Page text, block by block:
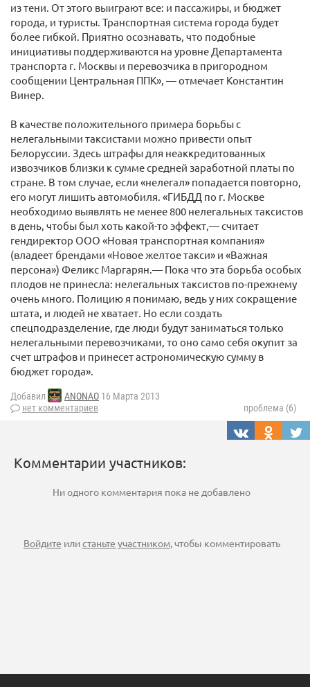
из тени. От этого выиграют все: и пассажиры, и бюджет
города, и туристы. Транспортная система города будет
более гибкой. Приятно осознавать, что подобные
инициативы поддерживаются на уровне Департамента
транспорта г. Москвы и перевозчика в пригородном
сообщении Центральная ППК», — отмечает Константин
Винер.
В качестве положительного примера борьбы с
нелегальными таксистами можно привести опыт
Белоруссии. Здесь штрафы для неаккредитованных
извозчиков близки к сумме средней заработной платы по
стране. В том случае, если «нелегал» попадается повторно,
его могут лишить автомобиля. «ГИБДД по г. Москве
необходимо выявлять не менее 800 нелегальных таксистов
в день, чтобы был хоть какой-то эффект,— считает
гендиректор ООО «Новая транспортная компания»
(владеет брендами «Новое желтое такси» и «Важная
персона») Феликс Маргарян.— Пока что эта борьба особых
плодов не принесла: нелегальных таксистов по-прежнему
очень много. Полицию я понимаю, ведь у них сокращение
штата, и людей не хватает. Но если создать
спецподразделение, где люди будут заниматься только
нелегальными перевозчиками, то оно само себя окупит за
счет штрафов и принесет астрономическую сумму в
бюджет города».
Добавил ANONAO 16 Марта 2013
нет комментариев
проблема (6)
Комментарии участников:
Ни одного комментария пока не добавлено
Войдите илистаньте участником, чтобы комментировать